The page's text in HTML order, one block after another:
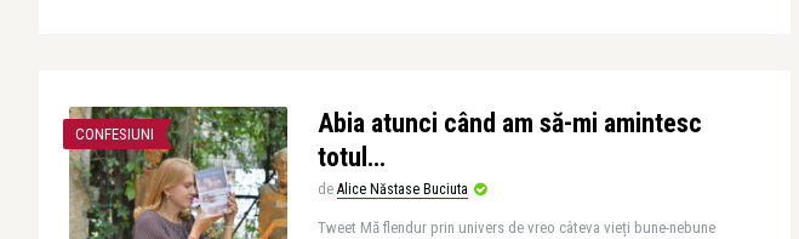
CONFESIUNI
Abia atunci când am să-mi amintesc
totul…
de Alice Năstase Buciuta
Tweet Mă flendur prin univers de vreo câteva vieți bune-nebune